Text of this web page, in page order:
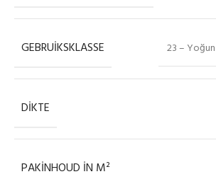
GEBRUIKSKLASSE 23 –
DIKTE
PAKINHOUD IN M²